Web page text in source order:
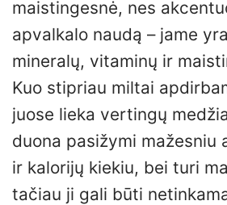
maistingesnė, nes
apvalkalo naudą – jame
mineralų, vitaminų ir
Kuo stipriau miltai
juose lieka vertingų
duona pasižymi mažesniu
ir kalorijų kiekiu, bei turi
tačiau ji gali būti